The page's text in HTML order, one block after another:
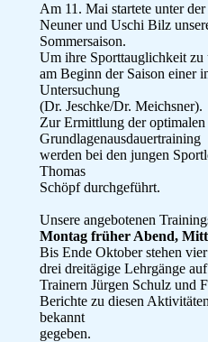
Am 11. Mai startete unter
Neuner und Uschi Bilz
Sommersaison.
Um ihre Sporttauglichkeit zu
am Beginn der Saison einer
Untersuchung
(Dr. Jeschke/Dr. Meichsner).
Zur Ermittlung der
Grundlagenausdauertraining
werden bei den jungen
Thomas
Schöpf durchgeführt.
Unsere angebotenen
Montag früher Abend,
Bis Ende Oktober stehen
drei dreitägige Lehrgänge
Trainern Jürgen Schulz und
Berichte zu diesen
bekannt
gegeben.